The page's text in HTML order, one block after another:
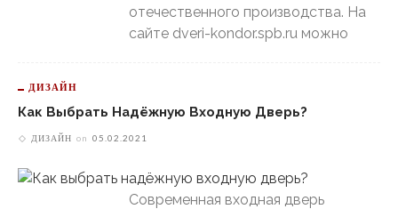
отечественного производства. На
сайте dveri-kondor.spb.ru можно
ДИЗАЙН
Как Выбрать Надёжную Входную Дверь?
ДИЗАЙН on 05.02.2021
Современная входная дверь